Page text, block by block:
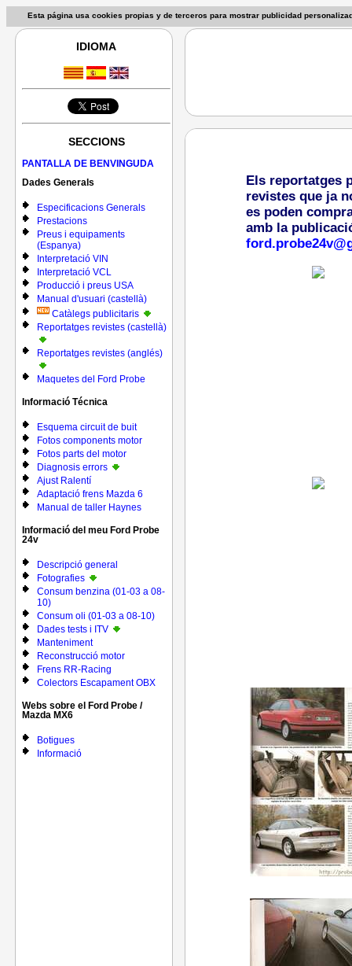
Esta página usa cookies propias y de terceros para mostrar publicidad
IDIOMA
SECCIONS
PANTALLA DE BENVINGUDA
Dades Generals
Especificacions Generals
Prestacions
Preus i equipaments
(Espanya)
Interpretació VIN
Interpretació VCL
Producció i preus USA
Manual d'usuari (castellà)
Catàlegs publicitaris
Reportatges revistes (castellà)
Reportatges revistes (anglés)
Maquetes del Ford Probe
Informació Técnica
Esquema circuit de buit
Fotos components motor
Fotos parts del motor
Diagnosis errors
Ajust Ralentí
Adaptació frens Mazda 6
Manual de taller Haynes
Informació del meu Ford Probe
24v
Descripció general
Fotografies
Consum benzina (01-03 a 08-
10)
Consum oli (01-03 a 08-10)
Dades tests i ITV
Manteniment
Reconstrucció motor
Frens RR-Racing
Colectors Escapament OBX
Webs sobre el Ford Probe /
Mazda MX6
Botigues
Informació
Els reportatges
revistes que ja
es poden
amb la